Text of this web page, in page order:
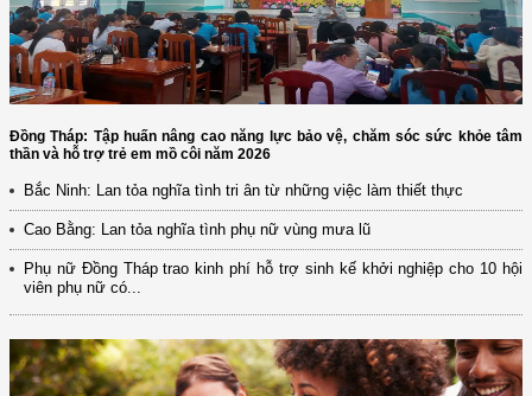
Đồng Tháp: Tập huấn nâng cao năng lực bảo vệ, chăm sóc sức khỏe tâm
thần và hỗ trợ trẻ em mồ côi năm 2026
Bắc Ninh: Lan tỏa nghĩa tình tri ân từ những việc làm thiết thực
Cao Bằng: Lan tỏa nghĩa tình phụ nữ vùng mưa lũ
Phụ nữ Đồng Tháp trao kinh phí hỗ trợ sinh kế khởi nghiệp cho 10 hội
viên phụ nữ có...